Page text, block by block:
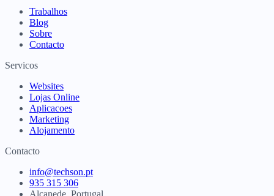
Trabalhos
Blog
Sobre
Contacto
Servicos
Websites
Lojas Online
Aplicacoes
Marketing
Alojamento
Contacto
info@techson.pt
935 315 306